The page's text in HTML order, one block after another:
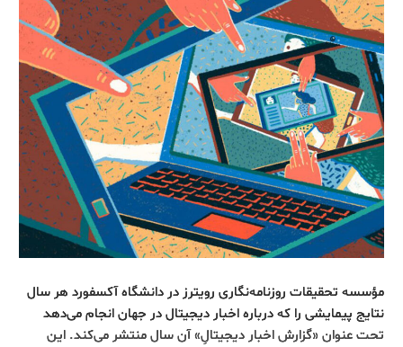
مؤسسه تحقیقات روزنامه‌نگاری رویترز در دانشگاه آکسفورد هر سال
نتایج پیمایشی را که درباره اخبار دیجیتال در جهان انجام می‌دهد
تحت عنوان «گزارش اخبار دیجیتالِ» آن سال منتشر می‌کند. این